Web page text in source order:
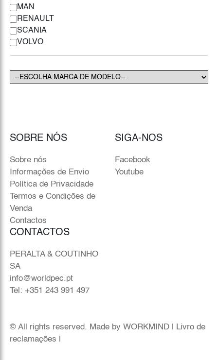
MAN
RENAULT
SCANIA
VOLVO
SOBRE NÓS
Sobre nós
Informações de Envio
Política de Privacidade
Termos e Condições de
Venda
Contactos
SIGA-NOS
Facebook
Youtube
CONTACTOS
PERALTA & COUTINHO
SA
info@worldpec.pt
Tel: +351 243 991 497
© All rights reserved. Made by WORKMIND
Livro de
reclamações